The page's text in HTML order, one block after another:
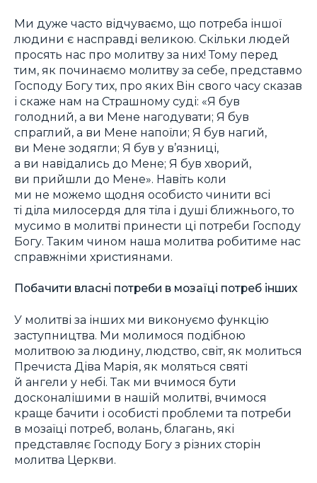
Ми дуже часто відчуваємо, що потреба іншої
людини є насправді великою. Скільки людей
просять нас про молитву за них! Тому перед
тим, як починаємо молитву за себе, представмо
Господу Богу тих, про яких Він свого часу сказав
і скаже нам на Страшному суді: «Я був
голодний, а ви Мене нагодувати; Я був
спраглий, а ви Мене напоїли; Я був нагий,
ви Мене зодягли; Я був у в’язниці,
а ви навідались до Мене; Я був хворий,
ви прийшли до Мене». Навіть коли
ми не можемо щодня особисто чинити всі
ті діла милосердя для тіла і душі ближнього, то
мусимо в молитві принести ці потреби Господу
Богу. Таким чином наша молитва робитиме нас
справжніми християнами.
Побачити власні потреби в мозаїці потреб інших
У молитві за інших ми виконуємо функцію
заступництва. Ми молимося подібною
молитвою за людину, людство, світ, як молиться
Пречиста Діва Марія, як моляться святі
й ангели у небі. Так ми вчимося бути
досконалішими в нашій молитві, вчимося
краще бачити і особисті проблеми та потреби
в мозаїці потреб, волань, благань, які
представляє Господу Богу з різних сторін
молитва Церкви.